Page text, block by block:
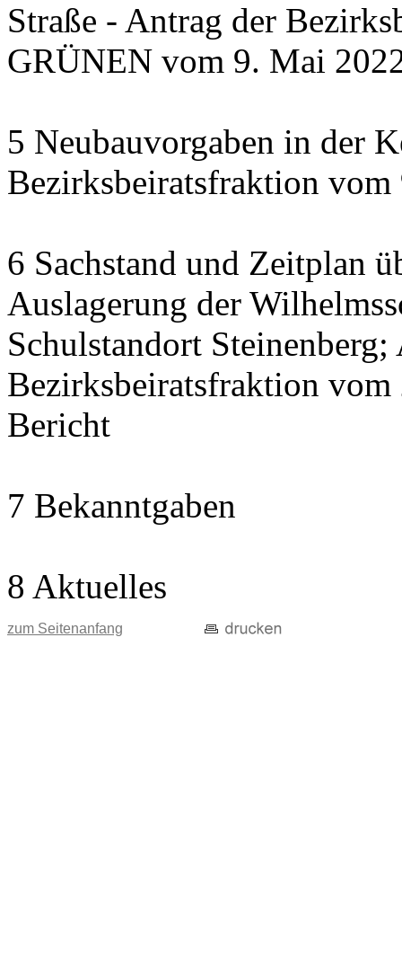
Straße - Antrag der
GRÜNEN vom 9. Mai
5 Neubauvorgaben in der
Bezirksbeiratsfraktion
6 Sachstand und Zeitplan
Auslagerung der
Schulstandort
Bezirksbeiratsfraktion
Bericht
7 Bekanntgaben
8 Aktuelles
zum Seitenanfang